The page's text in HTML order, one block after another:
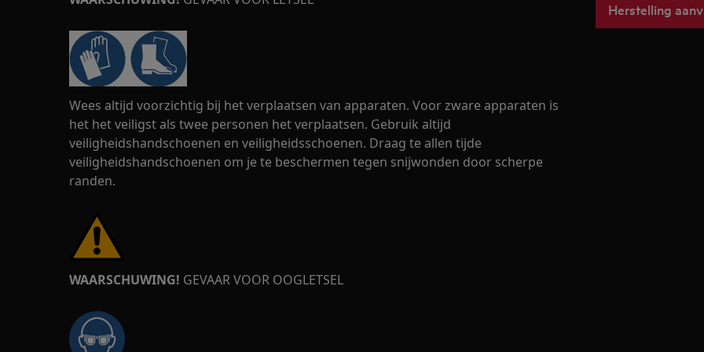
Wees altijd voorzichtig bij het verplaatsen van apparaten. Voor zware apparaten is
het het veiligst als twee personen het verplaatsen. Gebruik altijd
veiligheidshandschoenen en veiligheidsschoenen. Draag te allen tijde
veiligheidshandschoenen om je te beschermen tegen snijwonden door scherpe
randen.
WAARSCHUWING! GEVAAR VOOR OOGLETSEL
Herstelling